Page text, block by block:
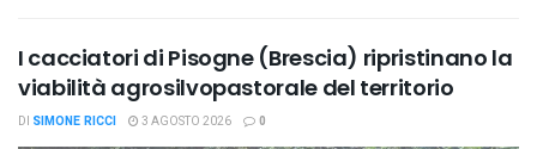
I cacciatori di Pisogne (Brescia) ripristinano la
viabilità agrosilvopastorale del territorio
DI SIMONE RICCI 3 AGOSTO 2026 0